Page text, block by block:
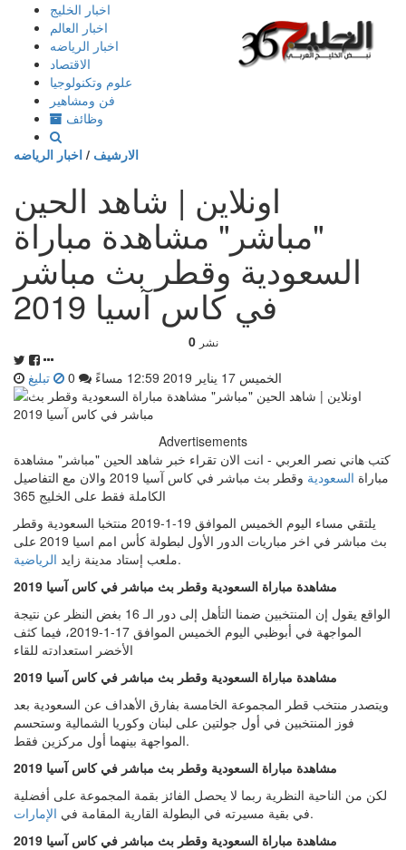
إذهب
المحتوى
اخبار الخليج
اخبار العالم
اخبار الرياضه
الاقتصاد
علوم وتكنولوجيا
فن ومشاهير
وظائف
الارشيف / اخبار الرياضه
اونلاين | شاهد الحين
"مباشر" مشاهدة مباراة
السعودية وقطر بث مباشر
في كاس آسيا 2019
0 نشر
الخميس 17 يناير 2019 12:59 مساءً تبليغ
Advertisements
كتب هاني نصر العربي - انت الان تقراء خبر شاهد الحين "مباشر" مشاهدة
مباراة السعودية
وقطر بث مباشر في كاس آسيا 2019 والان مع التفاصيل
الكاملة فقط على الخليج 365
يلتقي مساء اليوم الخميس الموافق 19-1-2019 منتخبا السعودية وقطر
بث مباشر في اخر مباريات الدور الأول لبطولة كأس امم اسيا 2019 على
ملعب إستاد مدينة زايد الرياضية
.
مشاهدة مباراة السعودية وقطر بث مباشر في كاس آسيا 2019
الواقع يقول إن المنتخبين ضمنا التأهل إلى دور الـ 16 بغض النظر عن نتيجة
المواجهة في أبوظبي اليوم الخميس الموافق 17-1-2019، فيما كثف
الأخضر استعدادته للقاء
مشاهدة مباراة السعودية وقطر بث مباشر في كاس آسيا 2019
ويتصدر منتخب قطر المجموعة الخامسة بفارق الأهداف عن السعودية بعد
فوز المنتخبين في أول جولتين على لبنان وكوريا الشمالية وستحسم
المواجهة بينهما أول مركزين فقط.
مشاهدة مباراة السعودية وقطر بث مباشر في كاس آسيا 2019
لكن من الناحية النظرية ربما لا يحصل الفائز بقمة المجموعة على أفضلية
في بقية مسيرته في البطولة القارية المقامة في الإمارات
.
مشاهدة مباراة السعودية وقطر بث مباشر في كاس آسيا 2019